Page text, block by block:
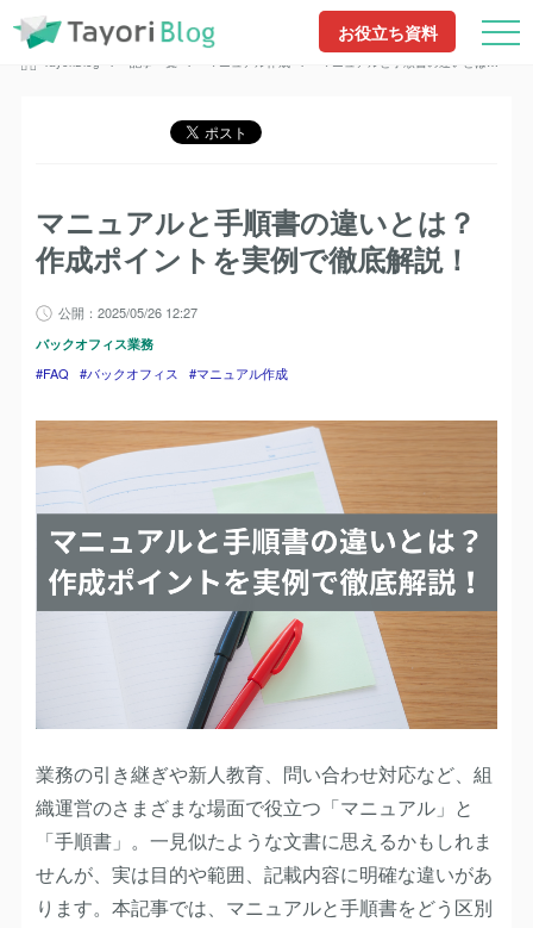
お役立ち資料
TayoriBlog 記事一覧
マニュアルと手順書の違いとは？作成ポイント
を実例で徹底解説！
TayoriBlog 記事一覧 バックオフィス
マニュアルと手順書の違いとは？作
成ポイントを実例で徹底解説！
TayoriBlog 記事一覧 マニュアル作成
マニュアルと手順書の違いとは？作
マニュアルと手順書の違いとは？
作成ポイントを実例で徹底解説！
公開：2025/05/26 12:27
バックオフィス業務
FAQ バックオフィス マニュアル作成
業務の引き継ぎや新人教育、問い合わせ対応など、組
織運営のさまざまな場面で役立つ「マニュアル」と
「手順書」。一見似たような文書に思えるかもしれま
せんが、実は目的や範囲、記載内容に明確な違いがあ
ります。本記事では、マニュアルと手順書をどう区別